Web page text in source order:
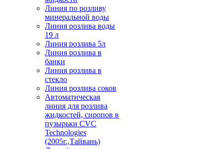
Линия по розливу
минеральной воды
Линия розлива воды
19 л
Линия розлива 5л
Линия розлива в
банки
Линия розлива в
стекло
Линия розлива соков
Автоматическая
линия для розлива
жидкостей, сиропов в
пузырьки CVC
Technologies
(2005г.,Тайвань)